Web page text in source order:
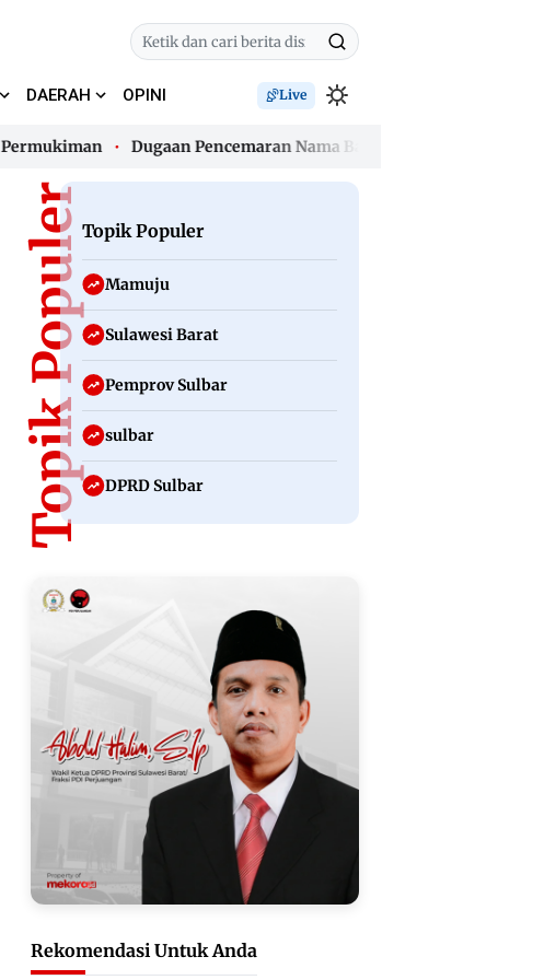
DAERAH OPINI Live
Dugaan Pencemaran Nama Baik, Keluarga Desak Oknum
Topik PopulerTopik Populer
Mamuju
Sulawesi Barat
Pemprov Sulbar
sulbar
DPRD Sulbar
Rekomendasi Untuk Anda